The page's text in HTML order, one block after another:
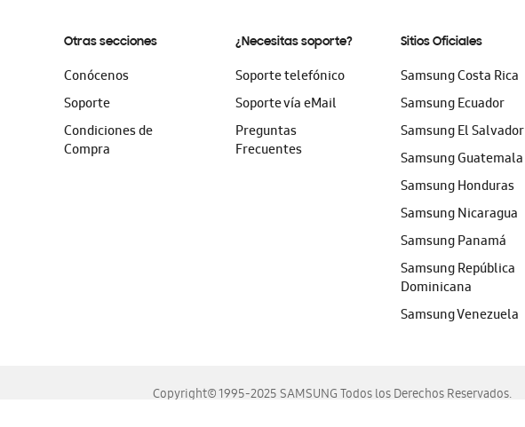
Otras secciones
Conócenos
Soporte
Condiciones de
Compra
¿Necesitas soporte?
Soporte telefónico
Soporte vía eMail
Preguntas
Frecuentes
Sitios Oficiales
Samsung Costa Rica
Samsung Ecuador
Samsung El Salvador
Samsung Guatemala
Samsung Honduras
Samsung Nicaragua
Samsung Panamá
Samsung República
Dominicana
Samsung Venezuela
Copyright© 1995-2025 SAMSUNG Todos los Derechos Reservados.